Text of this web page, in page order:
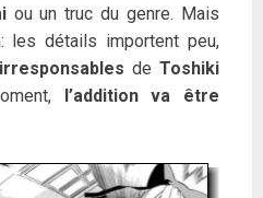
ou un truc du genre. Mais
les détails importent peu,
de Toshiki
l’addition va être